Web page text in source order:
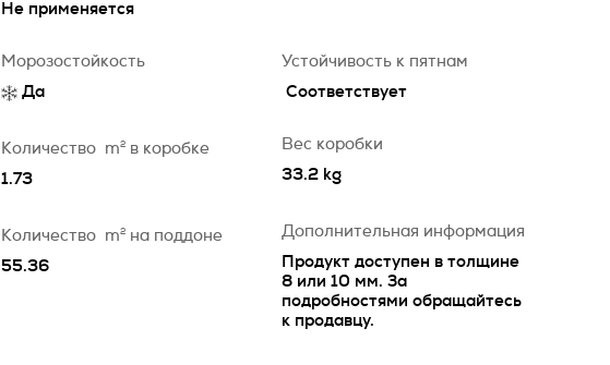
Не применяется
Морозостойкость
Да
Устойчивость к пятнам
Соответствует
Количество m2
в коробке
1.73
Вес коробки
33.2 kg
Количество m2
на поддоне
55.36
Дополнительная информация
Продукт доступен в толщине
8 или 10 мм. За
подробностями обращайтесь
к продавцу.